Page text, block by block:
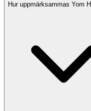
siren ljuder klockan
minuters siren ljuder
vilken hela landet står i
Hur uppmärksammas Yom